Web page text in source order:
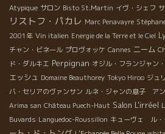
Atypique サロン Bisto St.Martin イヴ・シェフ
リストフ・パカレ Marc Penavayre
2001年 Vin italien Energie de la Terre et le Ciel
チャン・ビネール プロヴォッケ Cannes ニーム
ド・ダルキエ Perpignan オジル・フランジャン
エッシュ Domaine Beauthorey Tokyo Hiroo ジュリ
バ・セリアのヴァンサン ルネ・ジャンの息子 ア
Arima san Château Puech-Haut Salon L'irréel
Buvards Languedoc-Roussillon キューヴェ ル・